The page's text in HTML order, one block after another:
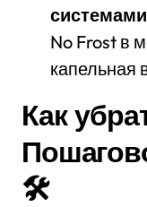
No Frost в
капельная
Как
🛠️